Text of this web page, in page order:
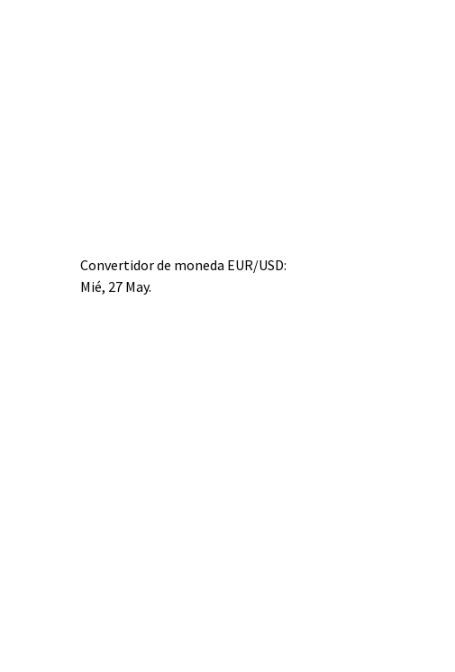
Convertidor de moneda EUR/USD:
Mié, 27 May.